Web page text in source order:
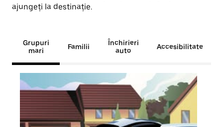
ajungeți la destinație.
Grupuri
mari
Familii
Închirieri
auto
Accesibilitate